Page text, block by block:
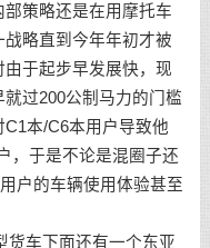
策略还是在用摩托车
略直到今年年初才被
于起步早发展快，现
过200公制马力的门槛
C1本/C6本用户导致他
，于是不论是混圈子还
户的车辆使用体验甚至
货车下面还有一个东亚